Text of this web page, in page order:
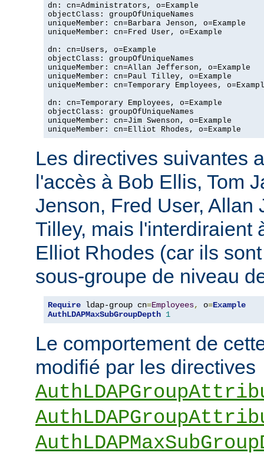
dn: cn=Administrators, o=Example
objectClass: groupOfUniqueNames
uniqueMember: cn=Barbara Jenson, o=Example
uniqueMember: cn=Fred User, o=Example
dn: cn=Users, o=Example
objectClass: groupOfUniqueNames
uniqueMember: cn=Allan Jefferson, o=Example
uniqueMember: cn=Paul Tilley, o=Example
uniqueMember: cn=Temporary Employees,
dn: cn=Temporary Employees, o=Example
objectClass: groupOfUniqueNames
uniqueMember: cn=Jim Swenson, o=Example
uniqueMember: cn=Elliot Rhodes, o=Example
Les directives suivantes
l'accès à Bob Ellis, Tom
Jenson, Fred User, Allan
Tilley, mais l'interdiraient
Elliot Rhodes (car ils
sous-groupe de niveau
Require ldap-group cn=Employees, o=Example
AuthLDAPMaxSubGroupDepth 1
Le comportement de
modifié par les directives